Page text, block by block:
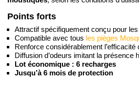
Points forts
Attractif spécifiquement conçu pour les
Compatible avec tous les pièges
Renforce considérablement l’efficacité
Diffusion d’odeurs imitant la présence
Lot économique : 6 recharges
Jusqu’à 6 mois de protection